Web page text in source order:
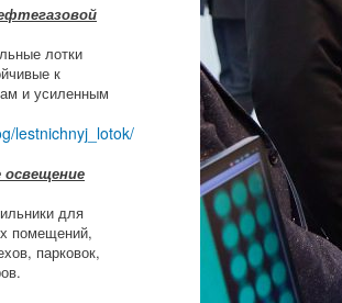
лотки
к
и усиленным
lestnichnyj_lotok/
освещение
для
помещений,
парковок,